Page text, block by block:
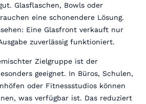
Glasflaschen, Bowls oder
eine schonendere Lösung.
Eine Glasfront verkauft nur
zuverlässig funktioniert.
Zielgruppe ist der
geeignet. In Büros, Schulen,
oder Fitnessstudios können
was verfügbar ist. Das reduziert